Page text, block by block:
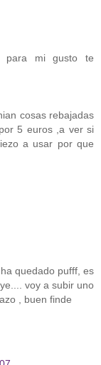
para mi gusto te
cosas rebajadas
5 euros ,a ver si
a usar por que
quedado pufff, es
voy a subir uno
, buen finde